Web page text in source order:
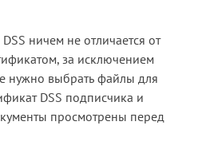
КриптоАРМ для 1С-Битрикс
Решения
ничем не отличается от
за исключением
нужно выбрать файлы для
DSS подписчика и
просмотрены перед